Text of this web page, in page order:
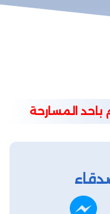
باحد المسارحة
تويتر